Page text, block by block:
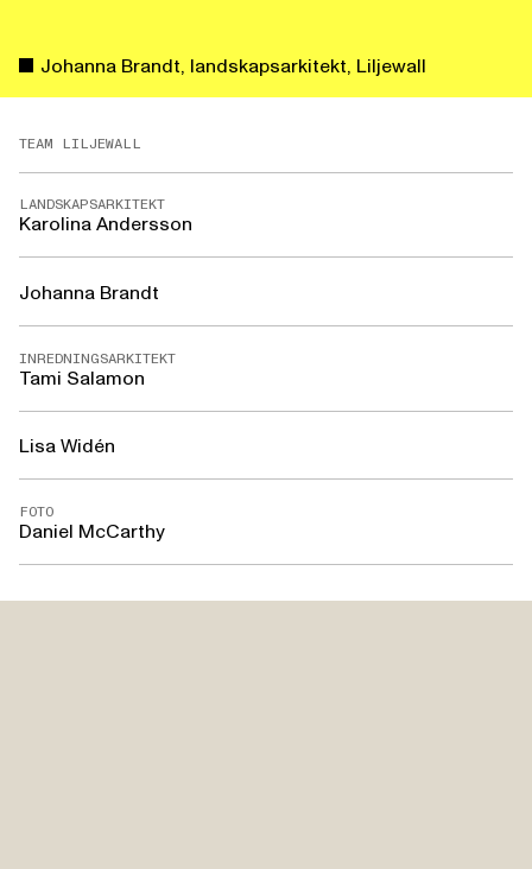
Johanna Brandt, landskapsarkitekt, Liljewall
TEAM LILJEWALL
LANDSKAPSARKITEKT
Karolina Andersson
Johanna Brandt
INREDNINGSARKITEKT
Tami Salamon
Lisa Widén
FOTO
Daniel McCarthy